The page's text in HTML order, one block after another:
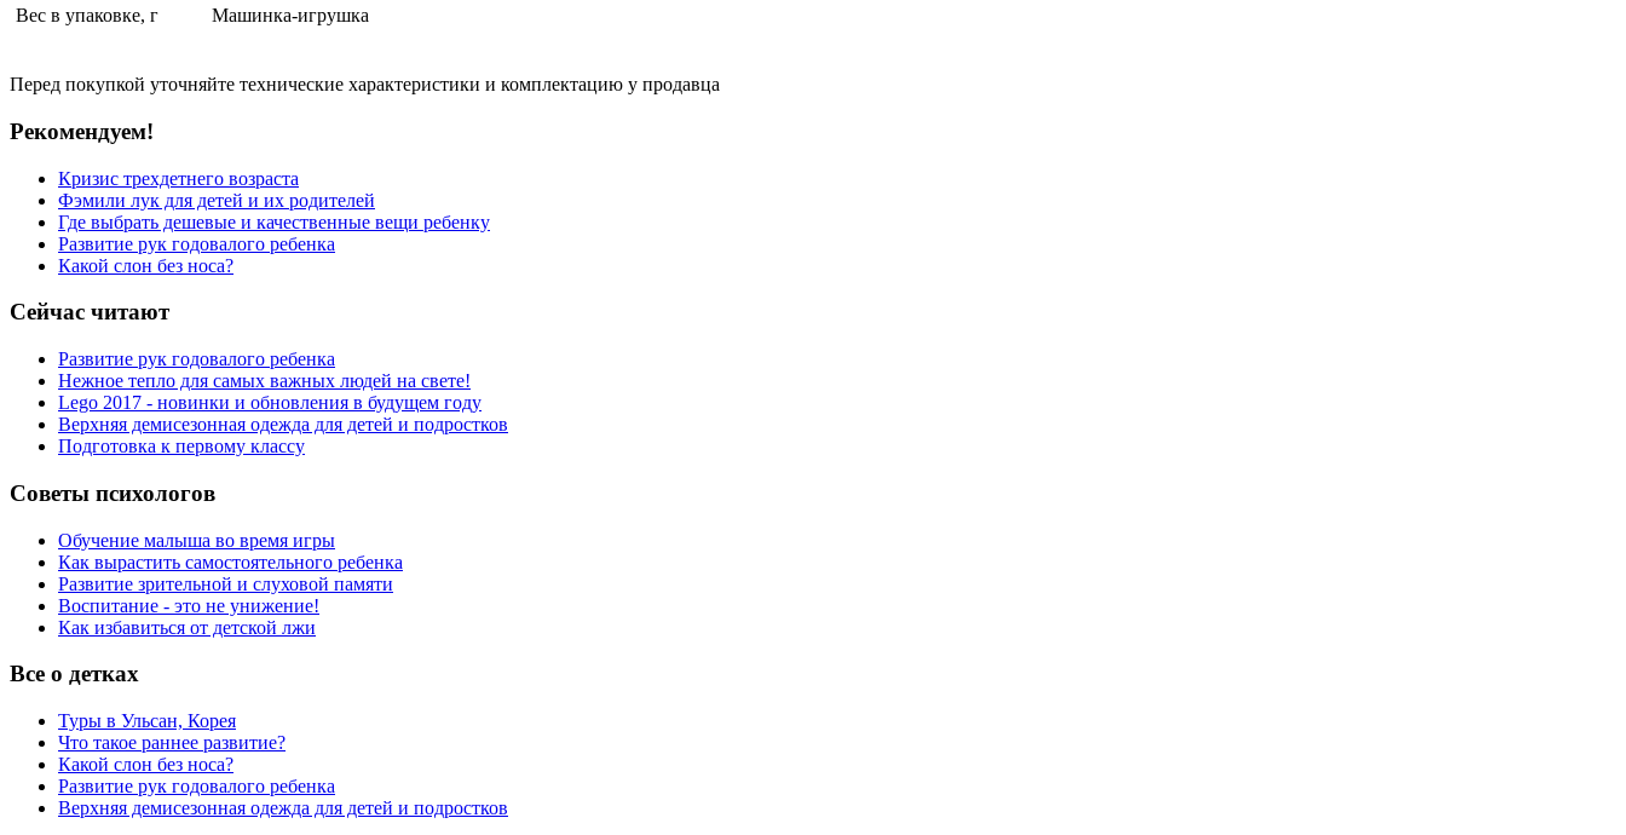
Вес в упаковке, г
Машинка-игрушка
Перед покупкой уточняйте технические характеристики и комплектацию у продавца
Рекомендуем!
Кризис трехдетнего возраста
Фэмили лук для детей и их родителей
Где выбрать дешевые и качественные вещи ребенку
Развитие рук годовалого ребенка
Какой слон без носа?
Сейчас читают
Развитие рук годовалого ребенка
Нежное тепло для самых важных людей на свете!
Lego 2017 - новинки и обновления в будущем году
Верхняя демисезонная одежда для детей и подростков
Подготовка к первому классу
Советы психологов
Обучение малыша во время игры
Как вырастить самостоятельного ребенка
Развитие зрительной и слуховой памяти
Воспитание - это не унижение!
Как избавиться от детской лжи
Все о детках
Туры в Ульсан, Корея
Что такое раннее развитие?
Какой слон без носа?
Развитие рук годовалого ребенка
Верхняя демисезонная одежда для детей и подростков